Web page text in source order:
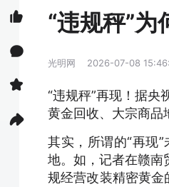
“违规秤”为
光明网 2026-07-08
“违规秤”再现！据
黄金回收、大宗商品
其实，所谓的“再现
地。如，记者在赣南
规经营改装精密黄金